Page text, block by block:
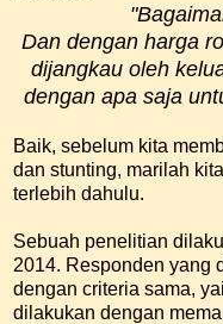
Dan dengan harga
dijangkau oleh
dengan apa saja
Baik, sebelum kita
dan stunting, marilah
terlebih dahulu.
Sebuah penelitian
2014. Responden yang
dengan criteria sama,
dilakukan dengan